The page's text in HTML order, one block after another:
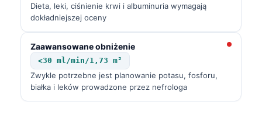
Dieta, leki, ciśnienie krwi i albuminuria wymagają
dokładniejszej oceny
Zaawansowane obniżenie
<30 ml/min/1,73 m²
Zwykle potrzebne jest planowanie potasu, fosforu,
białka i leków prowadzone przez nefrologa